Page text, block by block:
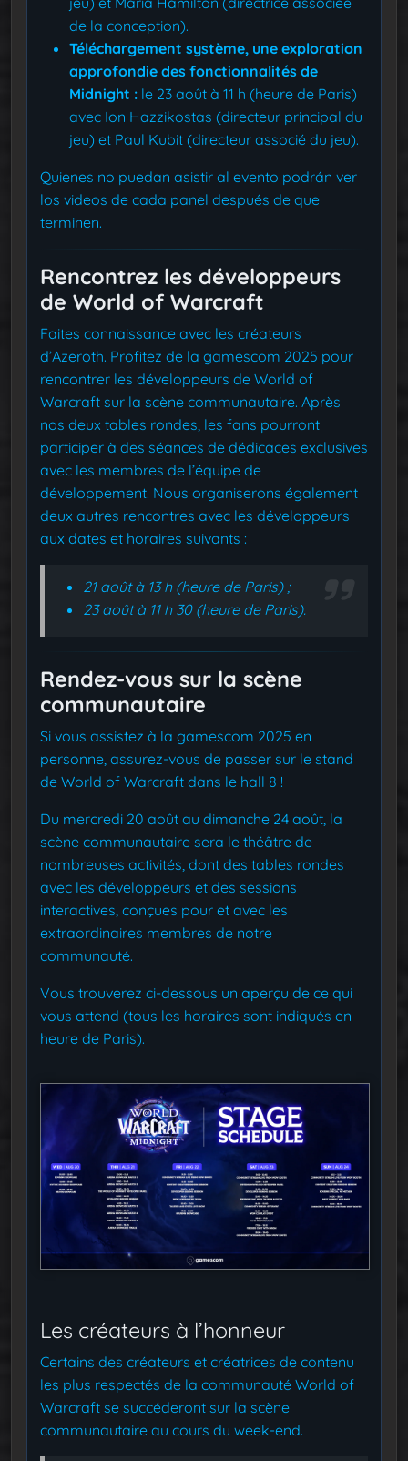
de la conception).
Téléchargement système, une exploration
approfondie des fonctionnalités de
Midnight : le 23 août à 11 h (heure de Paris)
avec Ion Hazzikostas (directeur principal du
jeu) et Paul Kubit (directeur associé du jeu).
Quienes no puedan asistir al evento podrán ver
los videos de cada panel después de que
terminen.
Rencontrez les développeurs
de World of Warcraft
Faites connaissance avec les créateurs
d’Azeroth. Profitez de la gamescom 2025 pour
rencontrer les développeurs de World of
Warcraft sur la scène communautaire. Après
nos deux tables rondes, les fans pourront
participer à des séances de dédicaces exclusives
avec les membres de l’équipe de
développement. Nous organiserons également
deux autres rencontres avec les développeurs
aux dates et horaires suivants :
21 août à 13 h (heure de Paris) ;
23 août à 11 h 30 (heure de Paris).
Rendez-vous sur la scène
communautaire
Si vous assistez à la gamescom 2025 en
personne, assurez-vous de passer sur le stand
de World of Warcraft dans le hall 8 !
Du mercredi 20 août au dimanche 24 août, la
scène communautaire sera le théâtre de
nombreuses activités, dont des tables rondes
avec les développeurs et des sessions
interactives, conçues pour et avec les
extraordinaires membres de notre
communauté.
Vous trouverez ci-dessous un aperçu de ce qui
vous attend (tous les horaires sont indiqués en
heure de Paris).
Les créateurs à l’honneur
Certains des créateurs et créatrices de contenu
les plus respectés de la communauté World of
Warcraft se succéderont sur la scène
communautaire au cours du week-end.